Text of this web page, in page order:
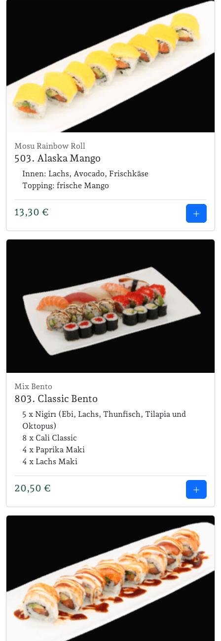
Mosu Rainbow Roll
503. Alaska Mango
Innen: Lachs, Avocado, Frischkäse
Topping: frische Mango
13,30 €
Mix Bento
803. Classic Bento
5 x Nigirı (Ebi, Lachs, Thunfisch, Tilapia und
Oktopus)
8 x Cali Classic
4 x Paprika Maki
4 x Lachs Maki
20,50 €